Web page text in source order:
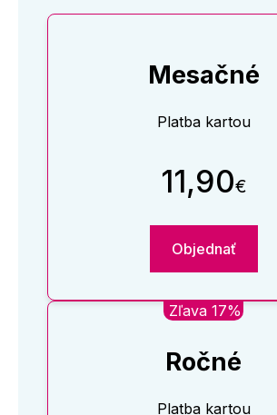
Mesačné
Platba kartou
11,90€
Objednať
Zľava 17%
Ročné
Platba kartou